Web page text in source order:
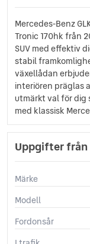
Färddator
ISOFIX-fästen
Läslampa
Rails
Regnsensor
Sidoairbags
Sminkspegel
Start-/
Svensksåld
Sätesvärme
Mercedes-Benz
Tronic 170hk från
SUV med effektiv
stabil
växellådan
interiören präglas
utmärkt val för dig
med klassisk
Uppgifter
Märke
Modell
Fordonsår